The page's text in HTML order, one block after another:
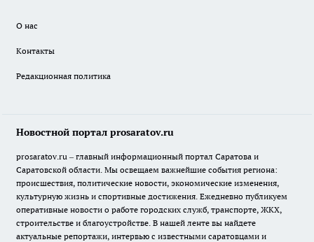
О нас
Контакты
Редакционная политика
Новостной портал prosaratov.ru
prosaratov.ru – главный информационный портал Саратова и
Саратовской области. Мы освещаем важнейшие события региона:
происшествия, политические новости, экономические изменения,
культурную жизнь и спортивные достижения. Ежедневно публикуем
оперативные новости о работе городских служб, транспорте, ЖКХ,
строительстве и благоустройстве. В нашей ленте вы найдете
актуальные репортажи, интервью с известными саратовцами и